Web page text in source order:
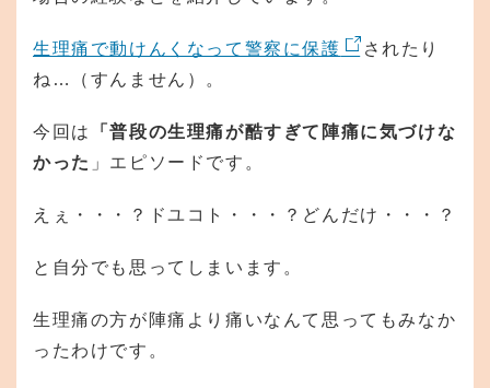
生理痛で動けんくなって警察に保護
されたり
ね…（すんません）。
今回は
「普段の生理痛が酷すぎて陣痛に気づけな
かった 」エピソードです。
えぇ・・・？ドユコト・・・？どんだけ・・・？
と自分でも思ってしまいます。
生理痛の方が陣痛より痛いなんて思ってもみなか
ったわけです。